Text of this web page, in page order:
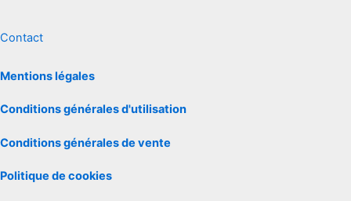
Contact
Mentions légales
Conditions générales d'utilisation
Conditions générales de vente
Politique de cookies